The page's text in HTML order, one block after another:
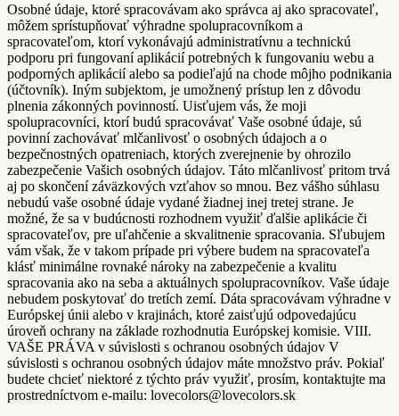
Osobné údaje, ktoré spracovávam ako správca aj ako spracovateľ,
môžem sprístupňovať výhradne spolupracovníkom a
spracovateľom, ktorí vykonávajú administratívnu a technickú
podporu pri fungovaní aplikácií potrebných k fungovaniu webu a
podporných aplikácií alebo sa podieľajú na chode môjho podnikania
(účtovník). Iným subjektom, je umožnený prístup len z dôvodu
plnenia zákonných povinností. Uisťujem vás, že moji
spolupracovníci, ktorí budú spracovávať Vaše osobné údaje, sú
povinní zachovávať mlčanlivosť o osobných údajoch a o
bezpečnostných opatreniach, ktorých zverejnenie by ohrozilo
zabezpečenie Vašich osobných údajov. Táto mlčanlivosť pritom trvá
aj po skončení záväzkových vzťahov so mnou. Bez vášho súhlasu
nebudú vaše osobné údaje vydané žiadnej inej tretej strane. Je
možné, že sa v budúcnosti rozhodnem využiť ďalšie aplikácie či
spracovateľov, pre uľahčenie a skvalitnenie spracovania. Sľubujem
vám však, že v takom prípade pri výbere budem na spracovateľa
klásť minimálne rovnaké nároky na zabezpečenie a kvalitu
spracovania ako na seba a aktuálnych spolupracovníkov. Vaše údaje
nebudem poskytovať do tretích zemí. Dáta spracovávam výhradne v
Európskej únii alebo v krajinách, ktoré zaisťujú odpovedajúcu
úroveň ochrany na základe rozhodnutia Európskej komisie. VIII.
VAŠE PRÁVA v súvislosti s ochranou osobných údajov V
súvislosti s ochranou osobných údajov máte množstvo práv. Pokiaľ
budete chcieť niektoré z týchto práv využiť, prosím, kontaktujte ma
prostredníctvom e-mailu: lovecolors@lovecolors.sk